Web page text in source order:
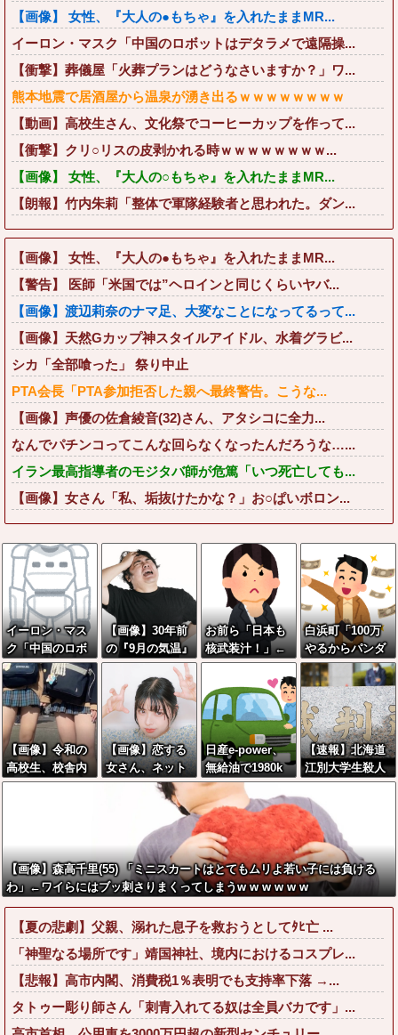
【画像】 女性、『大人の●もちゃ』を入れたままMR...
イーロン・マスク「中国のロボットはデタラメで遠隔操...
【衝撃】葬儀屋「火葬プランはどうなさいますか？」ワ...
熊本地震で居酒屋から温泉が湧き出るｗｗｗｗｗｗｗｗ
【動画】高校生さん、文化祭でコーヒーカップを作って...
【衝撃】クリ○リスの皮剥かれる時ｗｗｗｗｗｗｗｗ...
【画像】 女性、『大人の○もちゃ』を入れたままMR...
【朗報】竹内朱莉「整体で軍隊経験者と思われた。ダン...
【画像】 女性、『大人の●もちゃ』を入れたままMR...
【警告】 医師「米国では”ヘロインと同じくらいヤバ...
【画像】渡辺莉奈のナマ足、大変なことになってるって...
【画像】天然Gカップ神スタイルアイドル、水着グラビ...
シカ「全部喰った」 祭り中止
PTA会長「PTA参加拒否した親へ最終警告。こうな...
【画像】声優の佐倉綾音(32)さん、アタシコに全力...
なんでパチンコってこんな回らなくなったんだろうな…...
イラン最高指導者のモジタバ師が危篤「いつ死亡しても...
【画像】女さん「私、垢抜けたかな？」お○ぱいボロン...
イーロン・マス
ク「中国のロボ
ットはデタラメ
で遠隔操作して
るだけ」
【画像】30年前
の『9月の気温』
ガチで異常事態
だったwwwww
w
お前ら「日本も
核武装汁！」←
１万発の核弾頭
どこに
白浜町「100万
やるからパンダ
に代わる観光資
源考えて」
【画像】令和の
高校生、校舎内
で前戯してて草
【画像】恋する
女さん、ネット
民が驚愕する大
変身を遂げてし
まう←コレは凄
過ぎるw w w w
w w w w
日産e-power、
無給油で1980k
m走行しギネス
記録を達成！→
山頂から下って
るだけでした…
【速報】北海道
江別大学生殺人
事件、主犯格の
川口被告(19)に
無期懲役の判決
←これ、妥当だ
と思
う？？？？？？
【画像】森高千里(55) 「ミニスカートはとてもムリよ若い子には負ける
わ」←ワイらにはブッ刺さりまくってしまうw w w w w w
【夏の悲劇】父親、溺れた息子を救おうとしてﾀﾋ亡 ...
「神聖なる場所です」靖国神社、境内におけるコスプレ...
【悲報】高市内閣、消費税1％表明でも支持率下落 →...
タトゥー彫り師さん「刺青入れてる奴は全員バカです」...